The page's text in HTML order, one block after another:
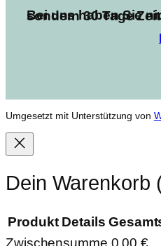
Bei uns haben Sie nicht 14Tage,
Umgesetzt mit Unterstützung von
Dein Warenkorb
Produkt Details
Zwischensumme 0,00 €